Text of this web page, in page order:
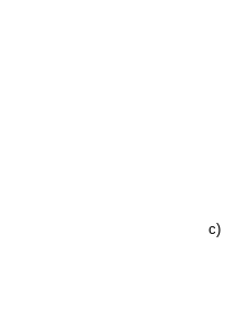
c)